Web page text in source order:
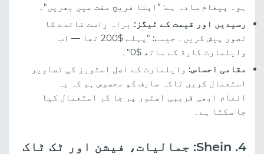
ہو۔ پیغام سادہ ہے: "اپنا فریج مفت میں بھریں"۔
رسیدیں اور قیمت کے ٹیگز: براہ راست فائدے کا
تصور پیش کریں۔ جیسے: "پہلے $200 تھا — اب
وایلمارٹ کارڈ کے ساتھ $0"۔
مقامی احساس: وایلمارٹ کے اصل اسٹورز کی تصاویر
استعمال کریں تاکہ صارف کو محسوس ہو کہ یہ
انعام ابھی قریبی اسٹور پر جا کر استعمال کیا
جا سکتا ہے۔
4. Shein: جمالیات، فیشن اور ٹک ٹاک